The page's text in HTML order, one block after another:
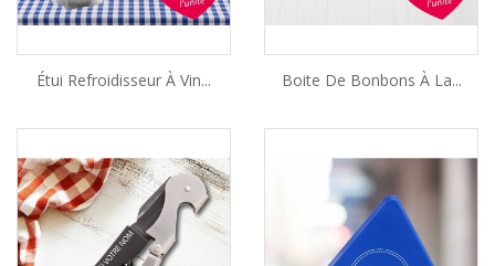
Étui Refroidisseur À Vin... Boite De Bonbons À La...